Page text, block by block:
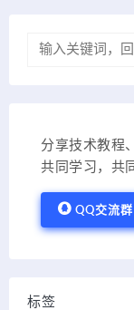
分享技术教程
共同学习，共
QQ交流群
标签